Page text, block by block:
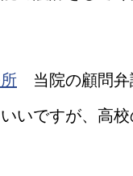
当院の顧問弁
いですが、高